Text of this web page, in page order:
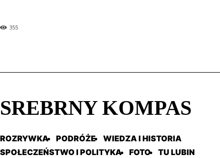
355
SREBRNY KOMPAS
ROZRYWKA PODRÓŻE
WIEDZA I HISTORIA
SPOŁECZEŃSTWO I POLITYKA
FOTO TU LUBIN